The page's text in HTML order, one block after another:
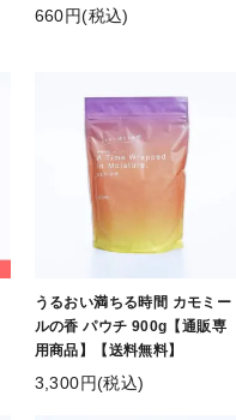
660円(税込)
うるおい満ちる時間 カモミー
ルの香 パウチ 900g【通販専
用商品】【送料無料】
3,300円(税込)